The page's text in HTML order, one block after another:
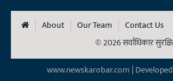
About Our Team
Contact Us
© 2026 सर्वाधिकार
www.newskarobar.com |